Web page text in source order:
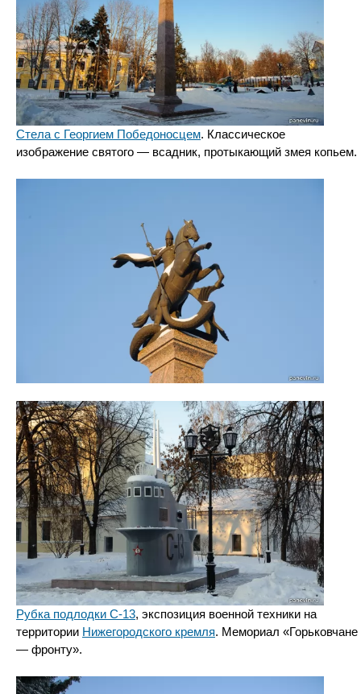
Стела с Георгием Победоносцем. Классическое
изображение святого — всадник, протыкающий змея копьем.
Рубка подлодки С-13, экспозиция военной техники на
территории Нижегородского кремля. Мемориал «Горьковчане
— фронту».